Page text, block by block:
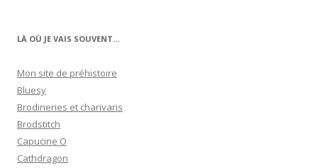
LÀ OÙ JE VAIS SOUVENT…
Mon site de préhistoire
Bluesy
Brodineries et charivaris
Brodstitch
Capucine O
Cathdragon